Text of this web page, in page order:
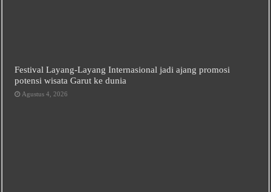
Festival Layang-Layang Internasional jadi ajang promosi
potensi wisata Garut ke dunia
Agustus 4, 2026